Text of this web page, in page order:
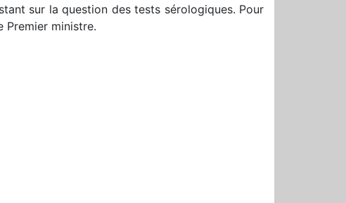
sur la question des tests sérologiques. Pour
Premier ministre.